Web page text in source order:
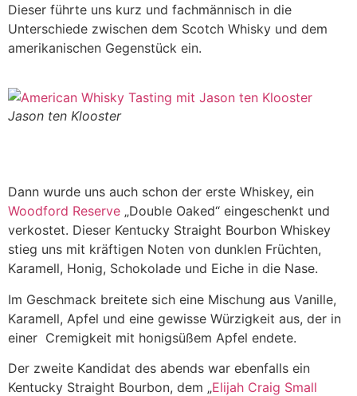
Dieser führte uns kurz und fachmännisch in die
Unterschiede zwischen dem Scotch Whisky und dem
amerikanischen Gegenstück ein.
Jason ten Klooster
Dann wurde uns auch schon der erste Whiskey, ein
Woodford Reserve „Double Oaked“ eingeschenkt und
verkostet. Dieser Kentucky Straight Bourbon Whiskey
stieg uns mit kräftigen Noten von dunklen Früchten,
Karamell, Honig, Schokolade und Eiche in die Nase.
Im Geschmack breitete sich eine Mischung aus Vanille,
Karamell, Apfel und eine gewisse Würzigkeit aus, der in
einer Cremigkeit mit honigsüßem Apfel endete.
Der zweite Kandidat des abends war ebenfalls ein
Kentucky Straight Bourbon, dem „Elijah Craig Small